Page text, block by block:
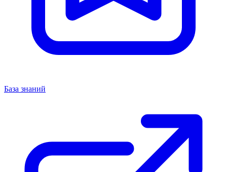
База знаний